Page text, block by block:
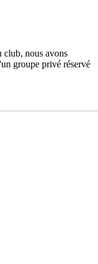
club, nous avons
groupe privé réservé